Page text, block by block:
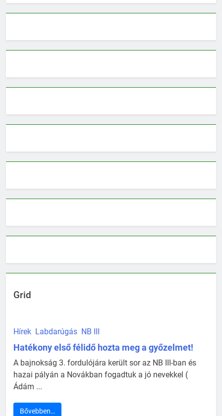
Grid
Hírek Labdarúgás NB III
Hatékony első félidő hozta meg a győzelmet!
A bajnokság 3. fordulójára került sor az NB III-ban és
hazai pályán a Novákban fogadtuk a jó nevekkel (
Ádám ...
Bővebben…